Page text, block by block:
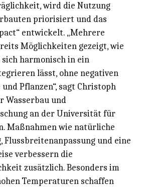
wird die Nutzung
priorisiert und das
entwickelt. „Mehrere
Möglichkeiten gezeigt, wie
harmonisch in ein
lässt, ohne negativen
Pflanzen“, sagt Christoph
Wasserbau und
an der Universität für
Maßnahmen wie natürliche
Flussbreitenanpassung und eine
verbessern die
zusätzlich. Besonders im
Temperaturen schaffen